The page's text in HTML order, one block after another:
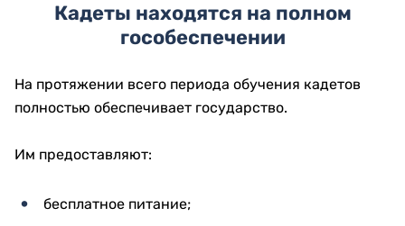
Кадеты находятся на полном
гособеспечении
На протяжении всего периода обучения кадетов
полностью обеспечивает государство.
Им предоставляют:
бесплатное питание;